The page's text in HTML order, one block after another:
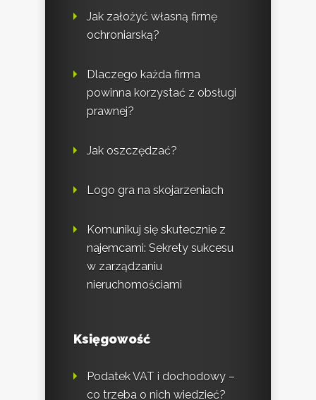
Jak założyć własną firmę
ochroniarską?
Dlaczego każda firma
powinna korzystać z obsługi
prawnej?
Jak oszczędzać?
Logo gra na skojarzeniach
Komunikuj się skutecznie z
najemcami: Sekrety sukcesu
w zarządzaniu
nieruchomościami
Księgowość
Podatek VAT i dochodowy –
co trzeba o nich wiedzieć?